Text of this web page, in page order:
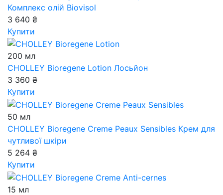
Комплекс олій Biovisol
3 640 ₴
Купити
200 мл
CHOLLEY Bioregene Lotion Лосьйон
3 360 ₴
Купити
50 мл
CHOLLEY Bioregene Creme Peaux Sensibles Крем для
чутливої шкіри
5 264 ₴
Купити
15 мл